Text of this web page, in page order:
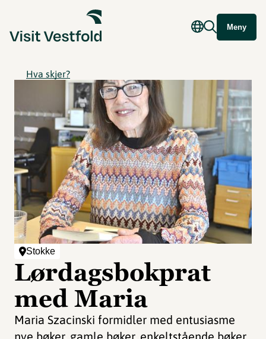
Meny
Hva skjer?
Stokke
Lørdagsbokprat
med Maria
Maria Szacinski formidler med entusiasme